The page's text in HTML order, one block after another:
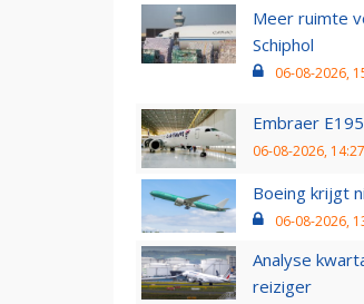
Meer ruimte
Schiphol
06-08-2026,
Embraer
06-08-2026, 14:27
Boeing krijgt
06-08-2026,
Analyse
reiziger